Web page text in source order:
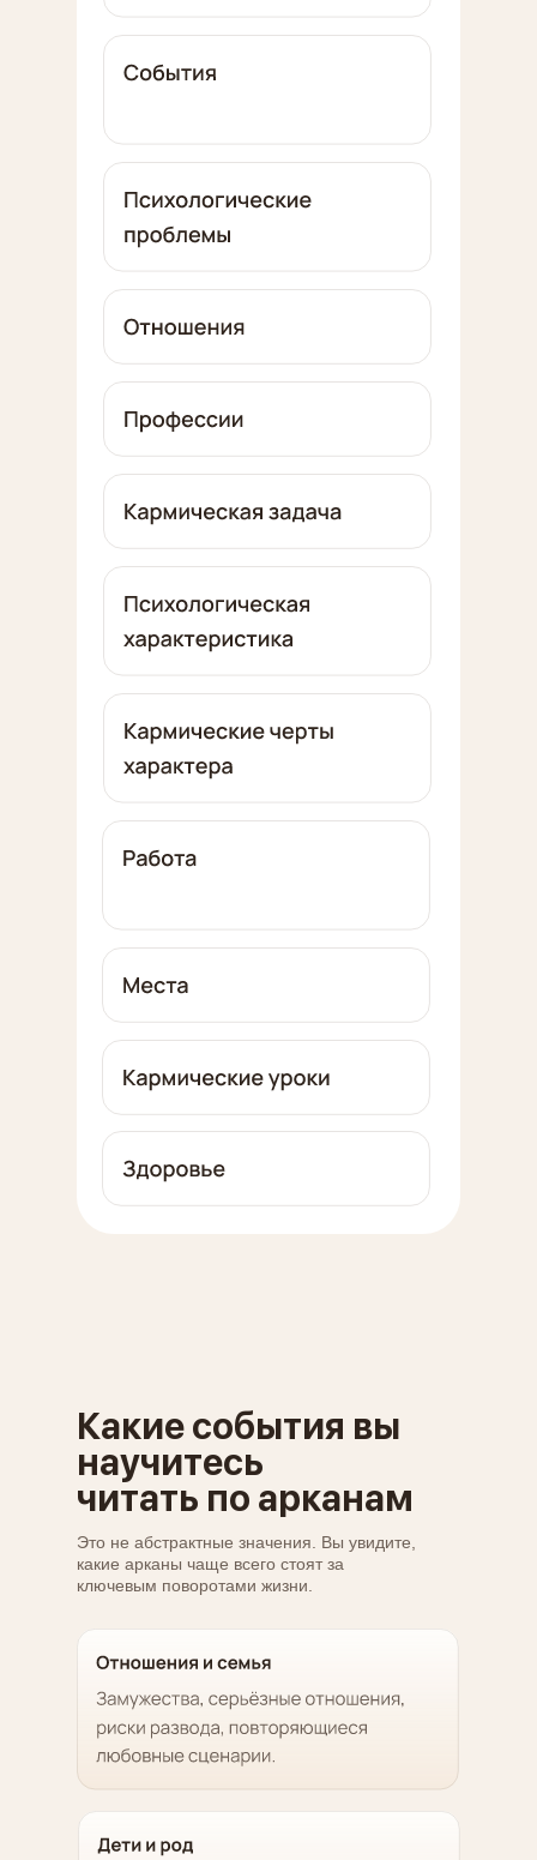
Какие события вы
научитесь
читать по арканам
Это не абстрактные значения. Вы увидите,
какие арканы чаще всего стоят за
ключевым поворотами жизни.